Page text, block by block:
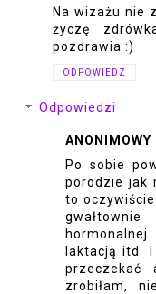
Na wizażu nie
życzę
pozdrawia :)
ODPOWIEDZ
Odpowiedzi
ANONIMOWY
Po sobie
porodzie jak
to
laktacją itd.
przeczekać
zrobiłam,